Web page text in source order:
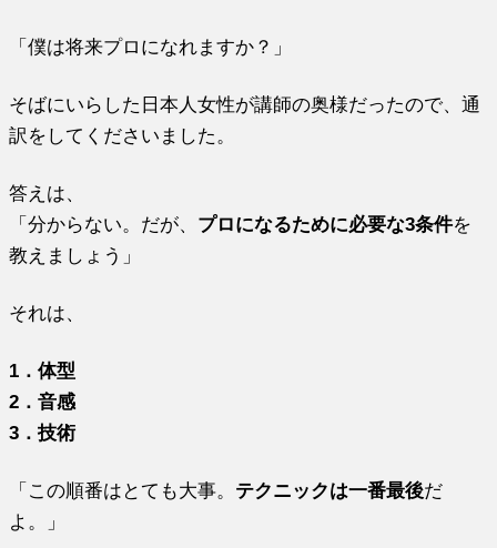
「僕は将来プロになれますか？」
そばにいらした日本人女性が講師の奥様だったので、通
訳をしてくださいました。
答えは、
「分からない。だが、 プロになるために必要な3条件を
教えましょう」
それは、
1．体型
2．音感
3．技術
「この順番はとても大事。 テクニックは一番最後だ
よ。」